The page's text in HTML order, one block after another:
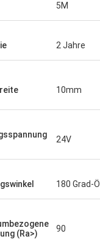
ist, ich
Zusammenarbeit
5M
2 Jahre
10mm
24V
180 Grad-
(Ra>)
90